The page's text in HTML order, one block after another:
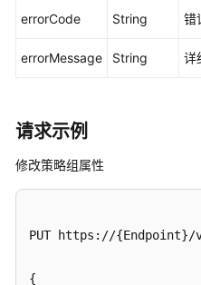
隆
区
API
考
（吉
坡
errorCode String 错
errorMessage String 详
请求示例
修改策略组属性
PUT https://
{